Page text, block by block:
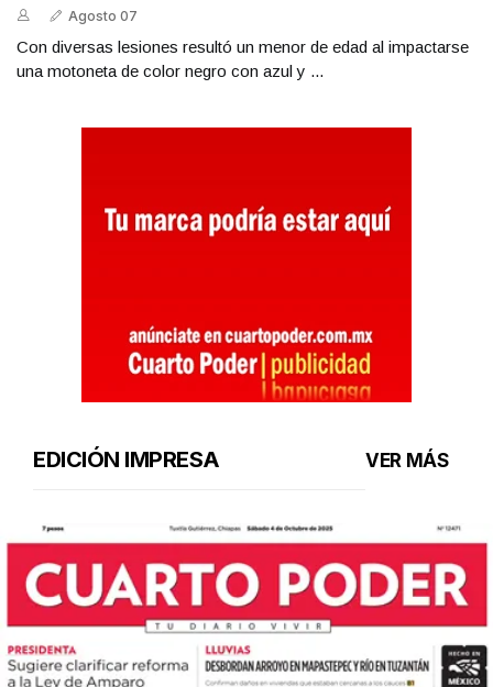
Agosto 07
Con diversas lesiones resultó un menor de edad al impactarse
una motoneta de color negro con azul y ...
EDICIÓN IMPRESA VER MÁS